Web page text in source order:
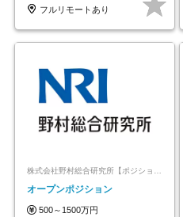
フルリモートあり
オープンポジション
500～1500万円